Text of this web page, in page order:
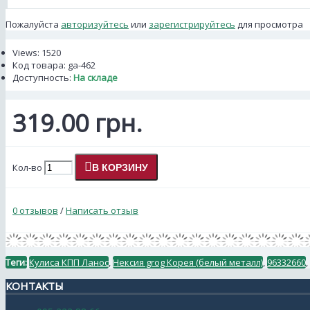
Пожалуйста авторизуйтесь или зарегистрируйтесь для просмотра
Views: 1520
Код товара: ga-462
Доступность: На складе
319.00 грн.
Кол-во В КОРЗИНУ
0 отзывов /Написать отзыв
Теги:Кулиса КПП Ланос,Нексия grog Корея (белый металл), 96332660,
КОНТАКТЫ